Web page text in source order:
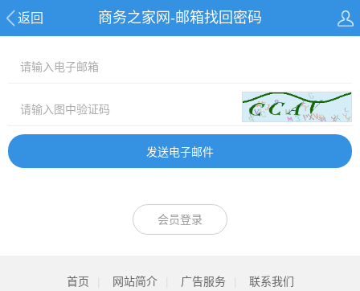
返回 商务之家网-邮箱找回密码
会员登录
首页 网站简介 广告服务 联系我们